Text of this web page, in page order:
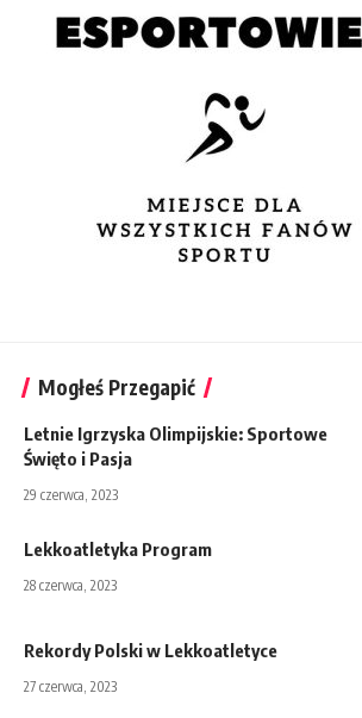
Mogłeś Przegapić
Letnie Igrzyska Olimpijskie: Sportowe
Święto i Pasja
29 czerwca, 2023
Lekkoatletyka Program
28 czerwca, 2023
Rekordy Polski w Lekkoatletyce
27 czerwca, 2023